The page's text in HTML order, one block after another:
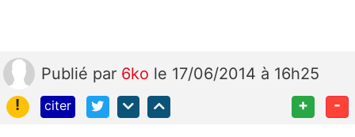
Publié par 6ko le 17/06/2014 à 16h25
!
citer + -